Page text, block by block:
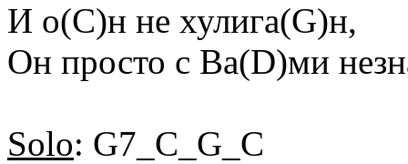
И о(C)н не хулига(G)н,
Он пpосто с Ва(D)ми
Solo: G7_C_G_C